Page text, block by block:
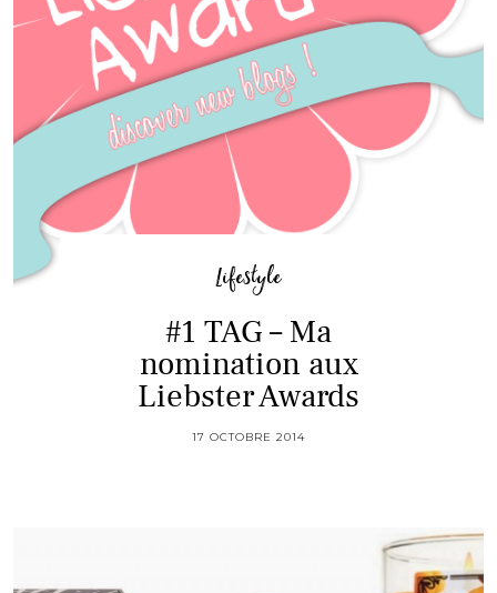
Lifestyle
#1 TAG – Ma
nomination aux
Liebster Awards
17 OCTOBRE 2014